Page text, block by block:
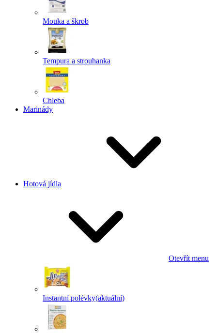
Mouka a škrob
Tempura a strouhanka
Chleba
Marinády
Hotová jídla
Otevřít menu
Instantní polévky(aktuální)